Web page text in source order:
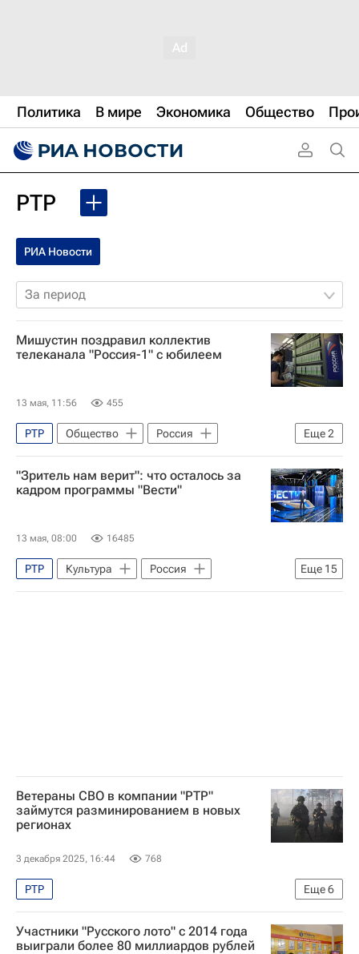
Политика В мире Экономика Общество
РТР
РИА Новости
За период
Мишустин поздравил коллектив
телеканала "Россия-1" с юбилеем
13 мая, 11:56 455
Еще2
РТР Общество
Россия
Михаил Мишустин
ВГТРК
"Зритель нам верит": что осталось за
кадром программы "Вести"
13 мая, 08:00 16485
Еще 15
РТР Культура
Россия
Олег Добродеев
Анатолий Лысенко
Алеппо
Ветераны СВО в компании "РТР"
займутся разминированием в новых
регионах
3 декабря 2025, 16:44 768
Еще6
РТР
Специальная военная операция на Украине
Донецкая Народная Республика
Участники "Русского лото" с 2014 года
выиграли более 80 миллиардов рублей